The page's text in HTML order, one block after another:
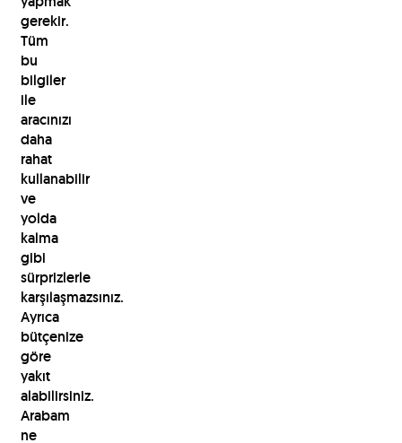
gerekir.
Tüm
bu
bilgiler
ile
aracınızı
daha
rahat
kullanabilir
ve
yolda
kalma
gibi
sürprizlerle
karşılaşmazsınız.
Ayrıca
bütçenize
göre
yakıt
alabilirsiniz.
Arabam
ne